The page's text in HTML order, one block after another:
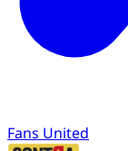
Fans United